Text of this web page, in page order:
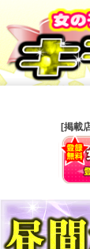
[掲載